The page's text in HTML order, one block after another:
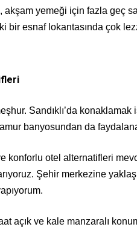
akşam yemeği için fazla geç
bir esnaf lokantasında çok
Sandıklı’da
banyosundan da
konforlu otel alternatifleri
Şehir merkezine
açık ve kale manzaralı